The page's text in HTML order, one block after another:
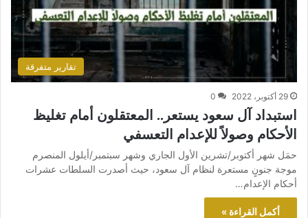
تقارير متفرقة
29 أكتوبر، 2022 0
استبداد آل سعود يستعر.. المعتقلون أمام تغليظ
الأحكام وصولاً للإعدام التعسفي
حمَل شهر أكتوبر/تشرين الأول الجاري وشهر سبتمبر/أيلول المنصرم
موجة جنونٍ مستعرة لنظام آل سعود، حيث أصدرت السلطات عشرات
أحكام الإعدام…
أكمل القراءة »